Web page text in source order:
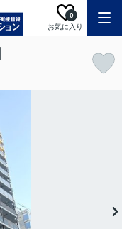
お気に入り
0